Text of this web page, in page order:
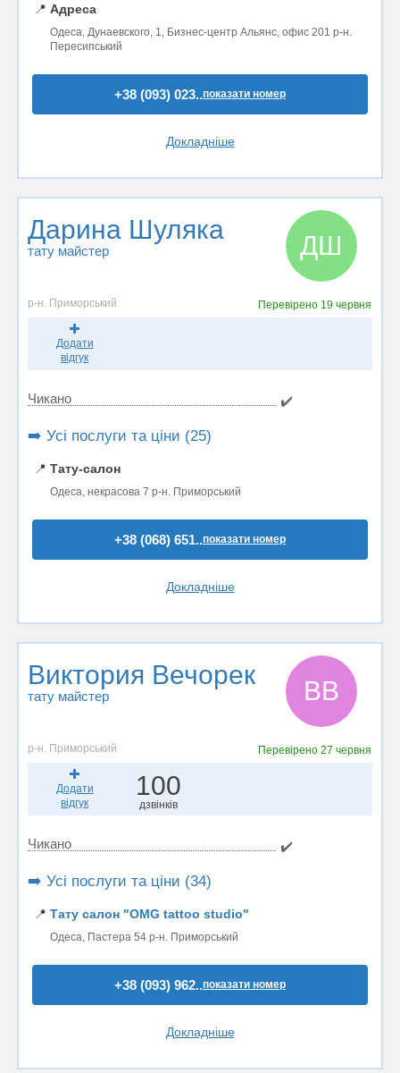
📍 Адреса
Одеса, Дунаевского, 1, Бизнес-центр Альянс, офис 201 р-н.
Пересипський
+38 (093) 023..показати номер
Докладніше
Дарина Шуляка
тату майстер ДШ
р-н. Приморський Перевірено 19 червня
Додати
відгук
Чикано ✔️
➡️ Усі послуги та ціни (25)
📍 Тату-салон
Одеса, некрасова 7 р-н. Приморський
+38 (068) 651..показати номер
Докладніше
Виктория Вечорек
тату майстер ВВ
р-н. Приморський Перевірено27 червня
Додати
відгук
100
дзвінків
Чикано ✔️
➡️ Усі послуги та ціни (34)
📍 Тату салон "OMG tattoo studio"
Одеса, Пастера 54 р-н. Приморський
+38 (093) 962..показати номер
Докладніше